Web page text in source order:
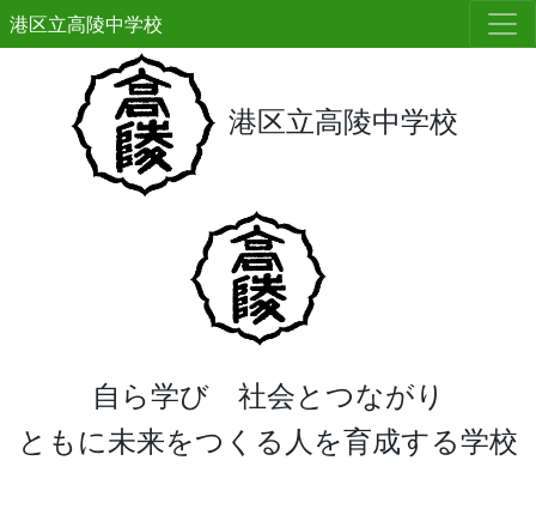
港区立高陵中学校
港区立高陵中学校
自ら学び 社会とつながり
ともに未来をつくる人を育成する学校